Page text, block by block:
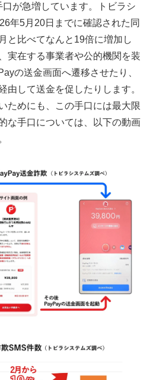
口が急増しています。トビラシ
年5月20日までに確認された同
と比べてなんと19倍に増加し
実在する事業者や公的機関を装
の送金画面へ遷移させたり、
由して送金を促したりします。
ためにも、この手口には最大限
な手口については、以下の動画